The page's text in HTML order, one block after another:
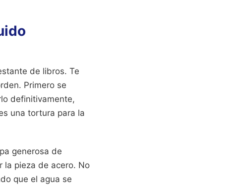
de libros. Te
Primero se
definitivamente,
una tortura para la
generosa de
la pieza de acero. No
que el agua se